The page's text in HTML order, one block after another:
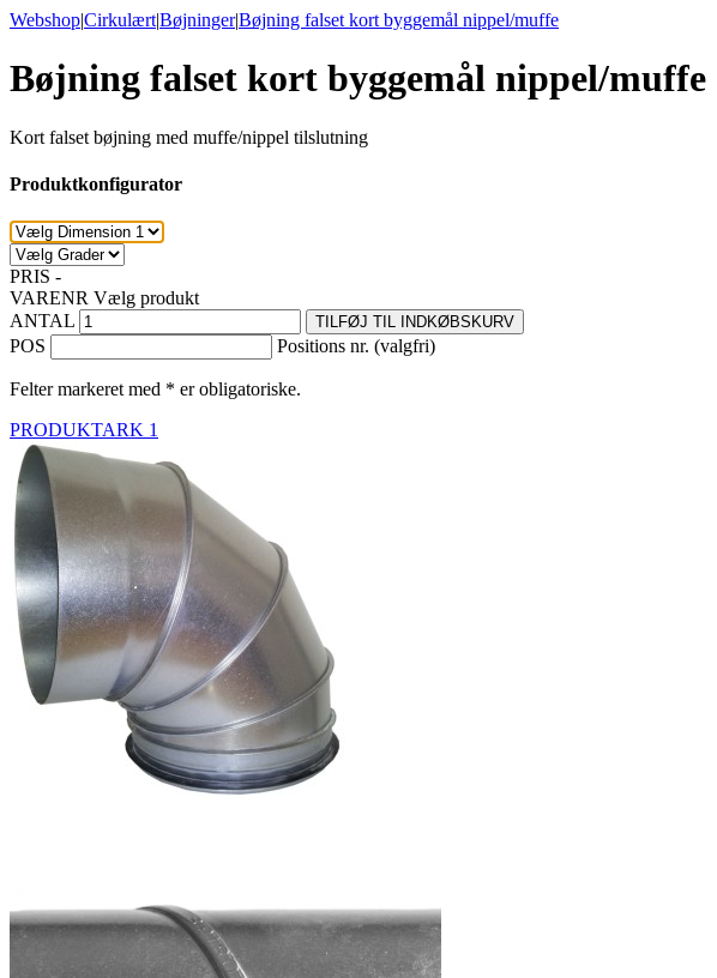
Webshop|Cirkulært|Bøjninger|Bøjning falset kort byggemål nippel/muffe
Bøjning falset kort byggemål nippel/muffe
Kort falset bøjning med muffe/nippel tilslutning
Produktkonfigurator
PRIS -
VARENR Vælg produkt
ANTAL
TILFØJ TIL INDKØBSKURV
POS Positions nr. (valgfri)
Felter markeret med * er obligatoriske.
PRODUKTARK 1